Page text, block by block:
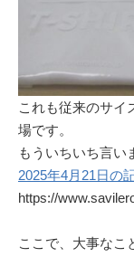
これも従来のサイ
場です。
もういちいち言い
2025年4月21日の
https://
ここで、大事なこ